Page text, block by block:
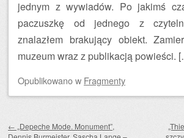
jednym z wywiadów. Po jakimś
paczuszkę od jednego z
znalazłem brakujący obiekt.
muzeum wraz z publikacją powieści.
Opublikowanow Fragmenty
← „Depeche Mode. Monument”,